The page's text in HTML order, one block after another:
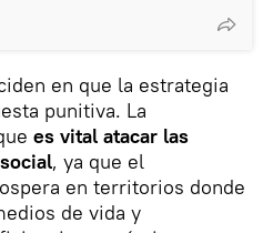
en que la estrategia
punitiva. La
es vital atacar las
, ya que el
en territorios donde
de vida y